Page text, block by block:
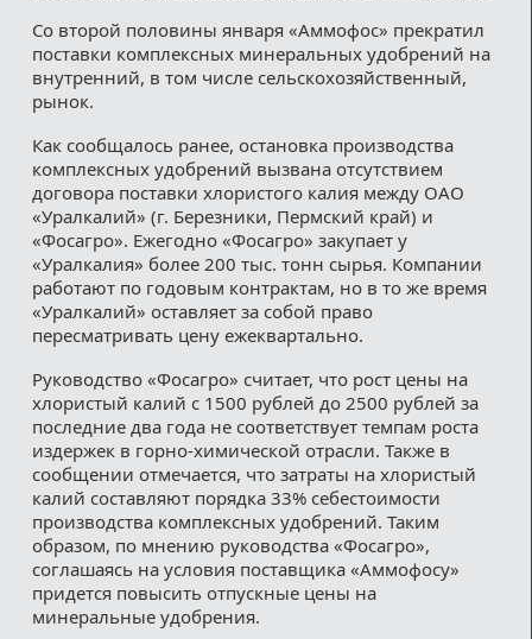
Со второй половины января «Аммофос» прекратил
поставки комплексных минеральных удобрений на
внутренний, в том числе сельскохозяйственный,
рынок.
Как сообщалось ранее, остановка производства
комплексных удобрений вызвана отсутствием
договора поставки хлористого калия между ОАО
«Уралкалий» (г. Березники, Пермский край) и
«Фосагро». Ежегодно «Фосагро» закупает у
«Уралкалия» более 200 тыс. тонн сырья. Компании
работают по годовым контрактам, но в то же время
«Уралкалий» оставляет за собой право
пересматривать цену ежеквартально.
Руководство «Фосагро» считает, что рост цены на
хлористый калий с 1500 рублей до 2500 рублей за
последние два года не соответствует темпам роста
издержек в горно-химической отрасли. Также в
сообщении отмечается, что затраты на хлористый
калий составляют порядка 33% себестоимости
производства комплексных удобрений. Таким
образом, по мнению руководства «Фосагро»,
соглашаясь на условия поставщика «Аммофосу»
придется повысить отпускные цены на
минеральные удобрения.